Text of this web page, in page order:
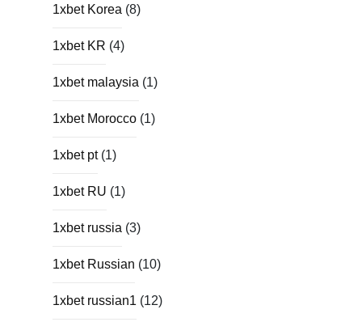
1xbet Korea (8)
1xbet KR (4)
1xbet malaysia (1)
1xbet Morocco (1)
1xbet pt(1)
1xbet RU (1)
1xbet russia (3)
1xbet Russian (10)
1xbet russian1 (12)